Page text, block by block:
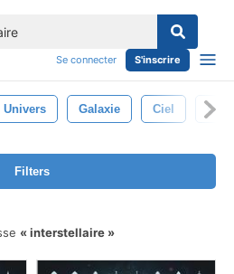
Se connecter S'inscrire
Univers Galaxie Ciel Ovni
Filters
interstellaire